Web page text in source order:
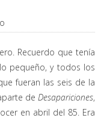
Recuerdo que tenía
pequeño, y todos los
fueran las seis de la
de Desapariciones,
en abril del 85. Era